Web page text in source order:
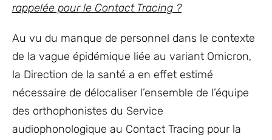
rappelée pour le Contact Tracing ?
Au vu du manque de personnel dans le contexte
de la vague épidémique liée au variant Omicron,
la Direction de la santé a en effet estimé
nécessaire de délocaliser l’ensemble de l’équipe
des orthophonistes du Service
audiophonologique au Contact Tracing pour la